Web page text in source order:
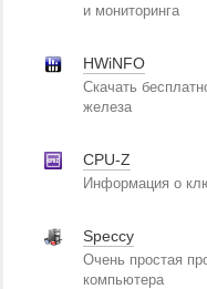
и мониторинга
HWiNFO
Скачать
железа
CPU-Z
Информация о
Speccy
Очень простая
компьютера